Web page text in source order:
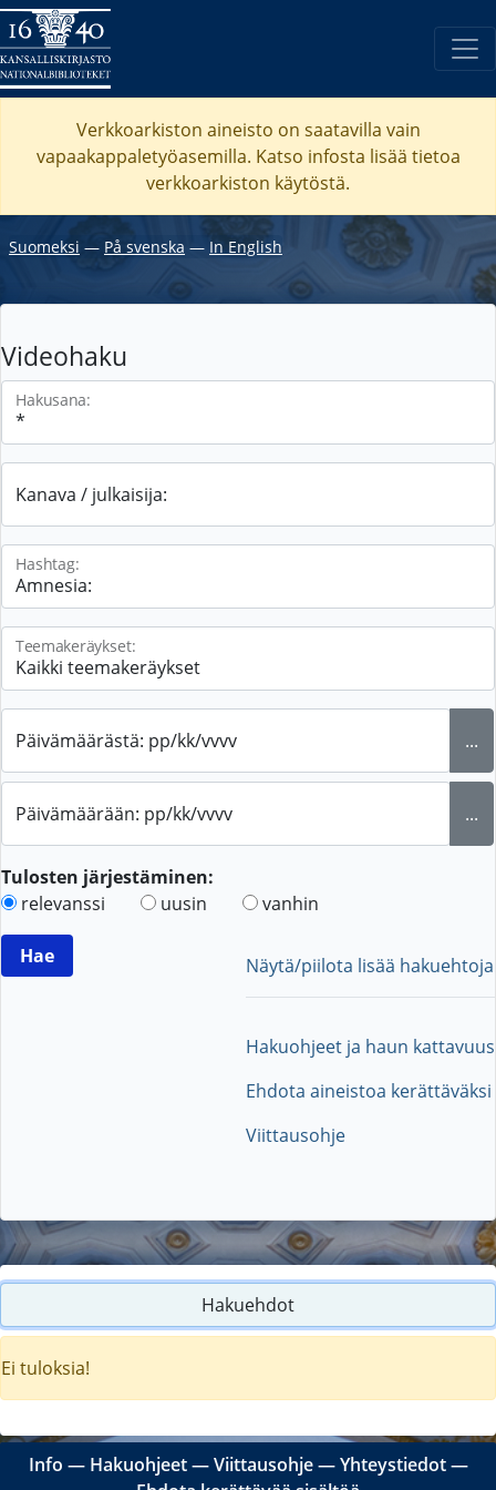
Verkkoarkiston aineisto on saatavilla vain
vapaakappaletyöasemilla. Katso infosta lisää tietoa
verkkoarkiston käytöstä.
Suomeksi ― På svenska ― In English
Videohaku
Hakusana:
Kanava / julkaisija:
Hashtag:
Teemakeräykset:
Päivämäärästä: pp/kk/vvvv ...
Päivämäärään: pp/kk/vvvv ...
Tulosten järjestäminen:
relevanssi
uusin vanhin
Näytä/piilota lisää hakuehtoja
Hakuohjeet ja haun kattavuus
Ehdota aineistoa kerättäväksi
Viittausohje
Hakuehdot
Ei tuloksia!
Info ― Hakuohjeet―Viittausohje―Yhteystiedot―